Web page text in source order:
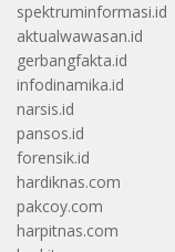
spektruminformasi.id
aktualwawasan.id
gerbangfakta.id
infodinamika.id
narsis.id
pansos.id
forensik.id
hardiknas.com
pakcoy.com
harpitnas.com